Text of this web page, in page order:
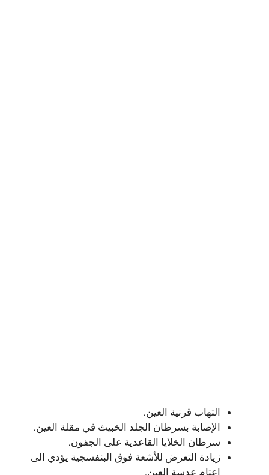
التهاب قرنية العين.
الإصابة بسرطان الجلد الخبيث في مقلة العين.
سرطان الخلايا القاعدية على الجفون.
زيادة التعرض للأشعة فوق البنفسجية يؤدي الى